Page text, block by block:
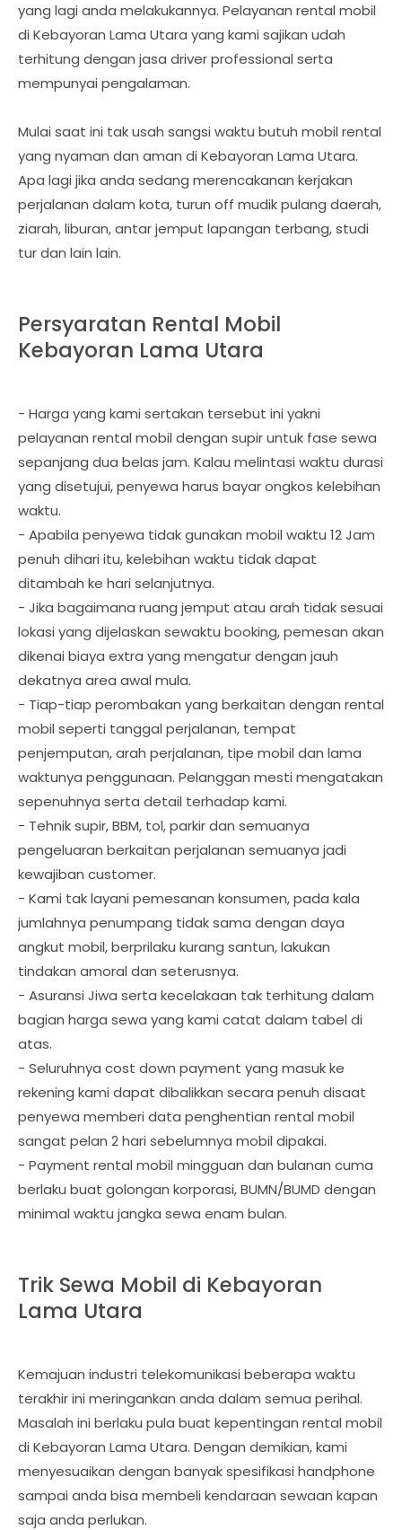
yang lagi anda melakukannya. Pelayanan rental mobil
di Kebayoran Lama Utara yang kami sajikan udah
terhitung dengan jasa driver professional serta
mempunyai pengalaman.
Mulai saat ini tak usah sangsi waktu butuh mobil rental
yang nyaman dan aman di Kebayoran Lama Utara.
Apa lagi jika anda sedang merencakanan kerjakan
perjalanan dalam kota, turun off mudik pulang daerah,
ziarah, liburan, antar jemput lapangan terbang, studi
tur dan lain lain.
Persyaratan Rental Mobil
Kebayoran Lama Utara
- Harga yang kami sertakan tersebut ini yakni
pelayanan rental mobil dengan supir untuk fase sewa
sepanjang dua belas jam. Kalau melintasi waktu durasi
yang disetujui, penyewa harus bayar ongkos kelebihan
waktu.
- Apabila penyewa tidak gunakan mobil waktu 12 Jam
penuh dihari itu, kelebihan waktu tidak dapat
ditambah ke hari selanjutnya.
- Jika bagaimana ruang jemput atau arah tidak sesuai
lokasi yang dijelaskan sewaktu booking, pemesan akan
dikenai biaya extra yang mengatur dengan jauh
dekatnya area awal mula.
- Tiap-tiap perombakan yang berkaitan dengan rental
mobil seperti tanggal perjalanan, tempat
penjemputan, arah perjalanan, tipe mobil dan lama
waktunya penggunaan. Pelanggan mesti mengatakan
sepenuhnya serta detail terhadap kami.
- Tehnik supir, BBM, tol, parkir dan semuanya
pengeluaran berkaitan perjalanan semuanya jadi
kewajiban customer.
- Kami tak layani pemesanan konsumen, pada kala
jumlahnya penumpang tidak sama dengan daya
angkut mobil, berprilaku kurang santun, lakukan
tindakan amoral dan seterusnya.
- Asuransi Jiwa serta kecelakaan tak terhitung dalam
bagian harga sewa yang kami catat dalam tabel di
atas.
- Seluruhnya cost down payment yang masuk ke
rekening kami dapat dibalikkan secara penuh disaat
penyewa memberi data penghentian rental mobil
sangat pelan 2 hari sebelumnya mobil dipakai.
- Payment rental mobil mingguan dan bulanan cuma
berlaku buat golongan korporasi, BUMN/BUMD dengan
minimal waktu jangka sewa enam bulan.
Trik Sewa Mobil di Kebayoran
Lama Utara
Kemajuan industri telekomunikasi beberapa waktu
terakhir ini meringankan anda dalam semua perihal.
Masalah ini berlaku pula buat kepentingan rental mobil
di Kebayoran Lama Utara. Dengan demikian, kami
menyesuaikan dengan banyak spesifikasi handphone
sampai anda bisa membeli kendaraan sewaan kapan
saja anda perlukan.